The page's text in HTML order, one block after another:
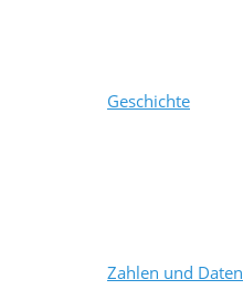
Geschichte
Zahlen und Daten